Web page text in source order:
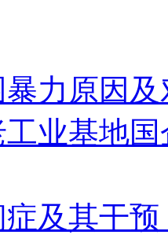
力原因
业基地
及其干